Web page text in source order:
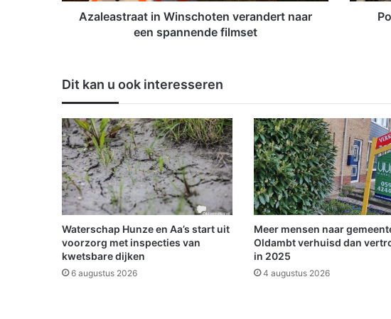
W
i
n
s
c
h
o
t
e
n
v
e
r
Azaleastraat in Winschoten verandert naar
een spannende filmset
u
i
g
e
n
v
a
n
e
e
Dit kan u ook interesseren
Waterschap Hunze en Aa’s start uit
voorzorg met inspecties van
kwetsbare dijken
6 augustus 2026
Meer mensen naar
Oldambt verhuisd dan
in 2025
4 augustus 2026